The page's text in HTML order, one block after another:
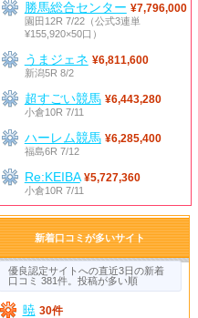
勝馬総合センター ¥7,796,000
園田12R 7/22（公式3連単
¥155,920×50口）
うまジェネ ¥6,811,600
新潟5R 8/2
超すごい競馬 ¥6,443,280
小倉10R 7/11
ハーレム競馬 ¥6,285,400
福島6R 7/12
Re:KEIBA ¥5,727,360
小倉10R 7/11
新着口コミが多いサイト
優良認定サイトへの直近3日の新着
口コミ 381件。投稿が多い順
暁 30件